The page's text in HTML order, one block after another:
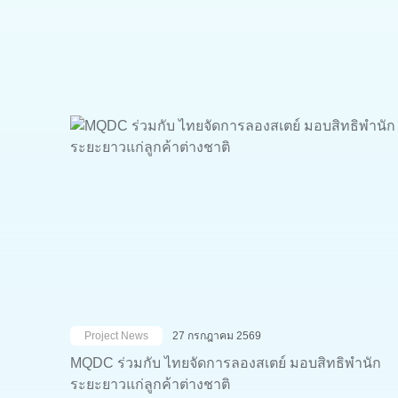
Project News 27 กรกฎาคม 2569
MQDC ร่วมกับ ไทยจัดการลองสเตย์ มอบสิทธิพำนัก
ระยะยาวแก่ลูกค้าต่างชาติ